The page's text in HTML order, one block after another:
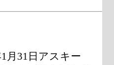
1月31日アスキー